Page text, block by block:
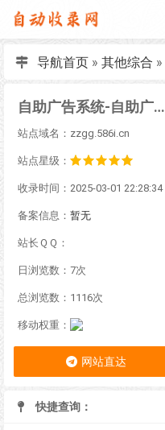
导航首页» 其他综合 »
自助广告系统-自助广告插件-自助广告源码
站点域名：zzgg.586i.cn
站点星级：
收录时间：2025-03-01 22:28:34
备案信息： 暂无
站长ＱＱ：
日浏览数：7次
总浏览数：1116次
移动权重：
网站直达
快捷查询：